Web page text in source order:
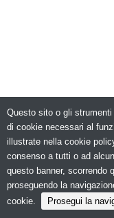
Questo sito o gli
di cookie necessari al
illustrate nella cookie
consenso a tutti o ad
questo banner, scorrendo
proseguendo la
cookie.
Prosegui la